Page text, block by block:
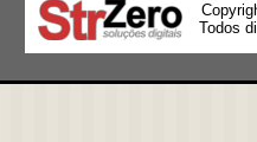
Todos